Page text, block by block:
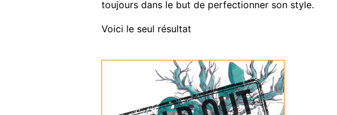
toujours dans le but de perfectionner son style.
Voici le seul résultat